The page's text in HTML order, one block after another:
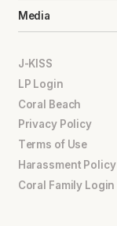
Media
J-KISS
LP Login
Coral Beach
Privacy Policy
Terms of Use
Harassment Policy
Coral Family Login